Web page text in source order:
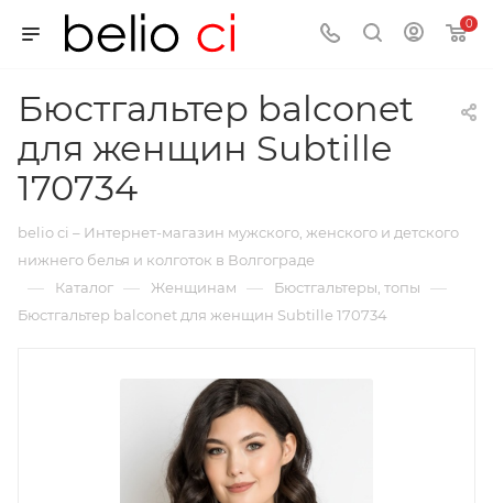
0
Бюстгальтер balconet
для женщин Subtille
170734
belio ci – Интернет-магазин мужского, женского и детского
нижнего белья и колготок в Волгограде
— Каталог — Женщинам — Бюстгальтеры, топы —
Бюстгальтер balconet для женщин Subtille 170734